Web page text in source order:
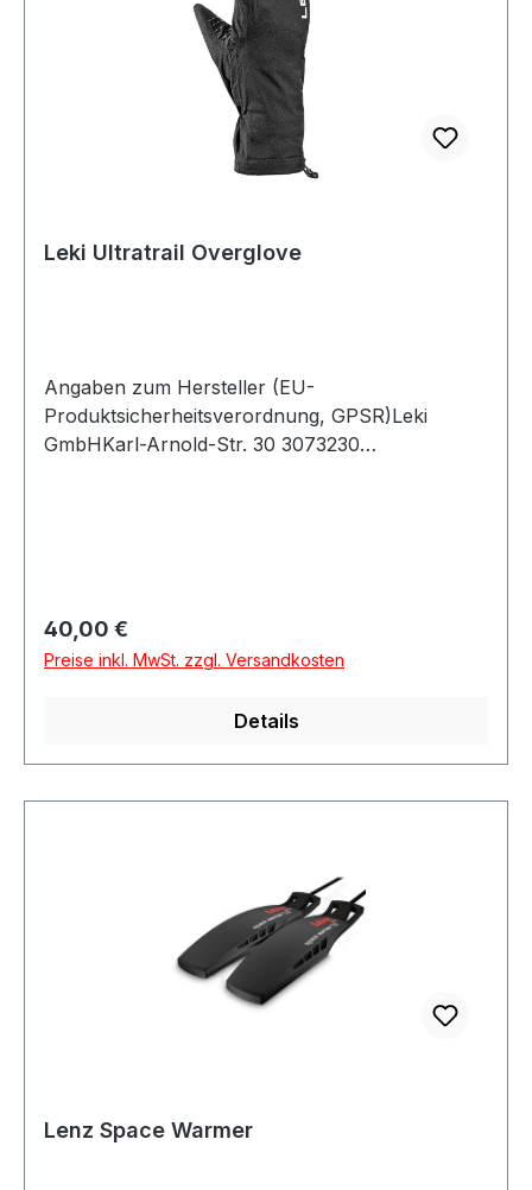
Leki Ultratrail Overglove
Angaben zum Hersteller (EU-
Produktsicherheitsverordnung, GPSR)Leki
GmbHKarl-Arnold-Str. 30 3073230
Regulärer Preis:
40,00 €
Preise inkl. MwSt. zzgl. Versandkosten
Details
Lenz Space Warmer